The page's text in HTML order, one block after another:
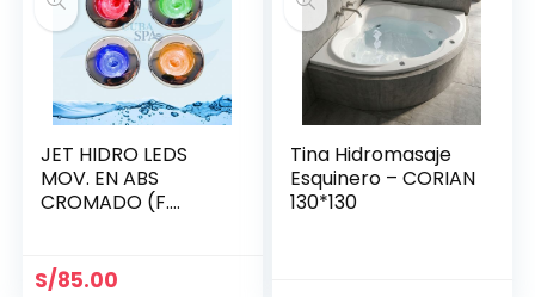
JET HIDRO LEDS
MOV. EN ABS
CROMADO (F.
«LG»
S/85.00
Tina Hidromasaje
Esquinero – CORIAN
130*130